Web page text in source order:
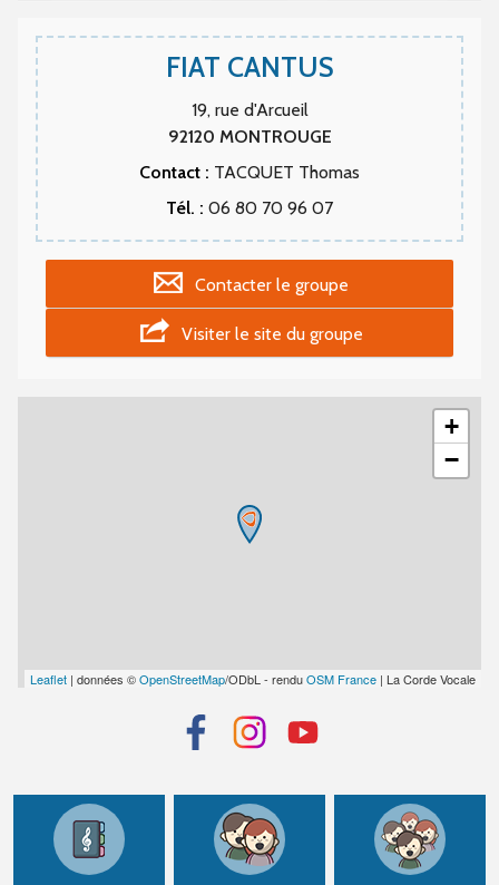
FIAT CANTUS
19, rue d'Arcueil
92120 MONTROUGE
Contact : TACQUET Thomas
Tél. : 06 80 70 96 07
Contacter le groupe
Visiter le site du groupe
+
−
Leaflet | données ©OpenStreetMap/ODbL - renduOSM France | La Corde Vocale